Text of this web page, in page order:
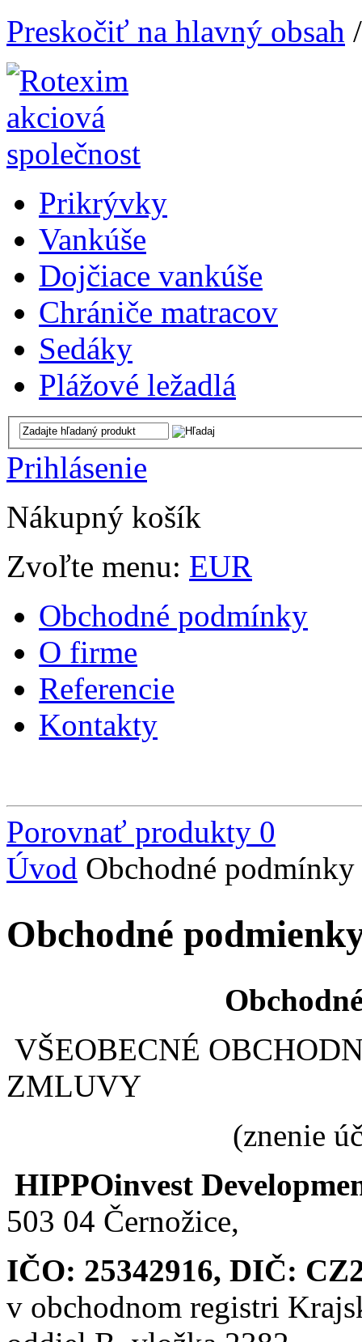
Preskočiť na hlavný obsah
Prikrývky
Vankúše
Dojčiace vankúše
Chrániče matracov
Sedáky
Plážové ležadlá
Prihlásenie
Nákupný košík
Zvoľte menu: EUR
Obchodné podmínky
O firme
Referencie
Kontakty
Porovnať produkty 0
Úvod Obchodné podmínky
Obchodné
VŠEOBECNÉ
ZMLUVY
(znenie účinné
HIPPOinvest
503 04 Černožice,
IČO: 25342916, DIČ:
v obchodnom registri